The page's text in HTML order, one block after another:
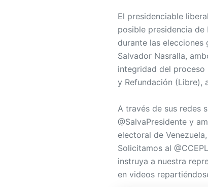
El presidenciable
posible presidencia de
durante las elecciones
Salvador Nasralla,
integridad del
y Refundación (Libre),
A través de sus redes
@SalvaPresidente y
electoral de
Solicitamos al
instruya a nuestra
en videos